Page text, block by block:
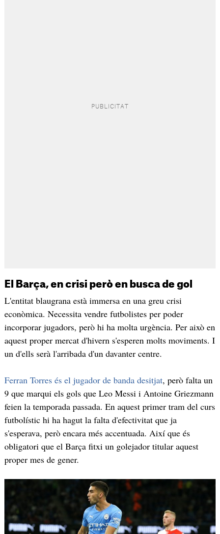
El Barça, en crisi però en busca de gol
L'entitat blaugrana està immersa en una greu crisi
econòmica. Necessita vendre futbolistes per poder
incorporar jugadors, però hi ha molta urgència. Per això en
aquest proper mercat d'hivern s'esperen molts moviments. I
un d'ells serà l'arribada d'un davanter centre.
Ferran Torres és el jugador de banda desitjat, però falta un
9 que marqui els gols que Leo Messi i Antoine Griezmann
feien la temporada passada. En aquest primer tram del curs
futbolístic hi ha hagut la falta d'efectivitat que ja
s'esperava, però encara més accentuada. Així que és
obligatori que el Barça fitxi un golejador titular aquest
proper mes de gener.